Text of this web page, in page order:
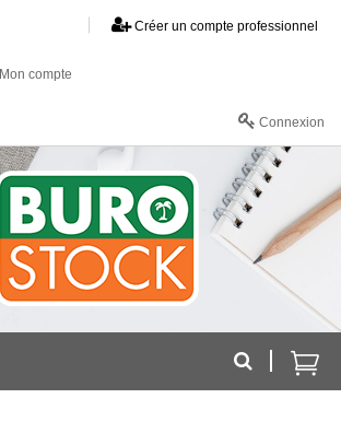
Créer un compte professionnel
Mon compte
Connexion